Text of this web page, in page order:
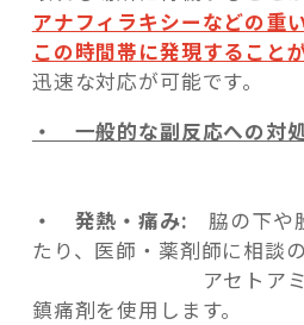
アナフィラキシーなどの重
この時間帯に発現すること
迅速な対応が可能です。
・ 一般的な副反応への対
・ 発熱・痛み: 脇の下や
たり、医師・薬剤師に相談の
アセトアミノフ
鎮痛剤を使用します。